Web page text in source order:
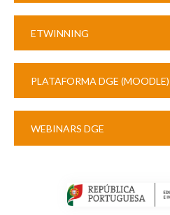
ETWINNING
PLATAFORMA DGE (MOODLE)
WEBINARS DGE